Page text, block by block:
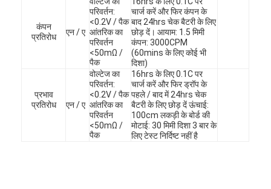
लिथियम LiFePO4 बैटरी
लिथियम आयन रिचार्जेबल बैटरी
लिथियम पॉलिमर बैटरी
ऊर्जा भंडारण बैटरी
कंपन
प्रतिरोध
एन / ए
परिवर्तन:
<0.2V / पैक
आंतरिक का
परिवर्तन
<50mΩ /
पैक
चार्ज करें और फिर कंपन के
बाद 24hrs चेक बैटरी के लिए
छोड़ दें। आयाम: 1.5 मिमी
कंपन: 3000CPM
(60mins के लिए कोई भी
दिशा)
प्रभाव
प्रतिरोध
एन / ए
वोल्टेज का
परिवर्तन:
<0.2V / पैक
आंतरिक का
परिवर्तन
<50mΩ /
पैक
16hrs के लिए 0.1C पर
चार्ज करें और फिर ड्रॉप के
पहले / बाद में 24hrs चेक
बैटरी के लिए छोड़ दें ऊंचाई:
100cm लकड़ी के बोर्ड की
मोटाई: 30 मिमी दिशा 3 बार के
लिए टेस्ट निर्दिष्ट नहीं है